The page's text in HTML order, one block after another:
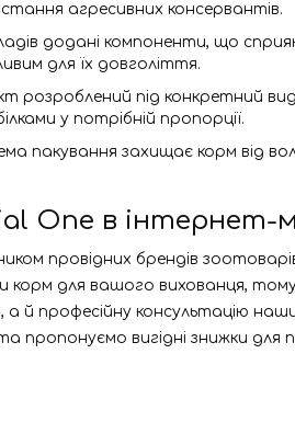
агресивних консервантів.
додані компоненти, що
для їх довголіття.
розроблений під конкретний
у потрібній пропорції.
пакування захищає корм від
One в інтернет-
провідних брендів
корм для вашого вихованця,
й професійну консультацію
пропонуємо вигідні знижки для